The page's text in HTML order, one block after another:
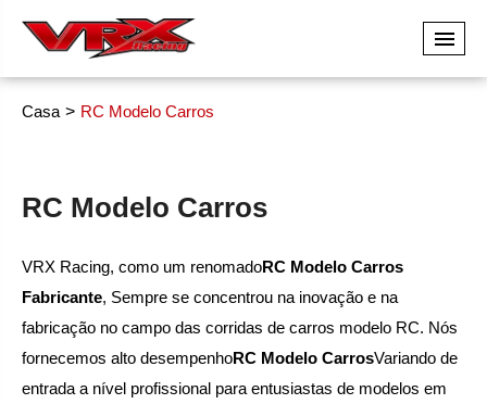
Casa RC Modelo Carros
RC Modelo Carros
VRX Racing, como um renomadoRC Modelo Carros
Fabricante, Sempre se concentrou na inovação e na
fabricação no campo das corridas de carros modelo RC. Nós
fornecemos alto desempenhoRC Modelo CarrosVariando de
entrada a nível profissional para entusiastas de modelos em